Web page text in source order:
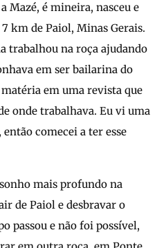
Mazé, é mineira, nasceu e
km de Paiol, Minas Gerais.
trabalhou na roça ajudando
em ser bailarina do
em uma revista que
onde trabalhava. Eu vi uma
comecei a ter esse
mais profundo na
de Paiol e desbravar o
passou e não foi possível,